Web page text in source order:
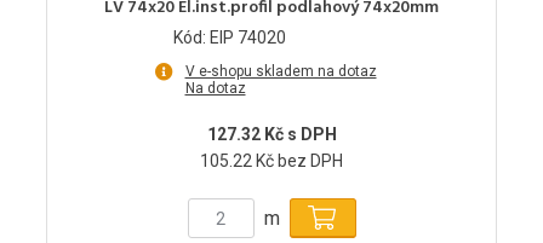
LV 74x20 El.inst.profil podlahový 74x20mm
Kód: EIP 74020
V e-shopu skladem na dotaz
Na dotaz
127.32 Kč s DPH
105.22 Kč bez DPH
m